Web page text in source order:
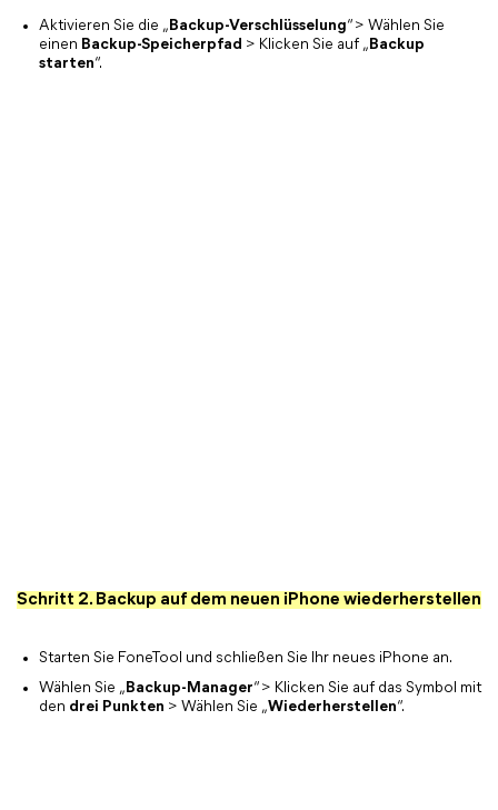
Aktivieren Sie die „Backup-Verschlüsselung“ > Wählen Sie
einen Backup-Speicherpfad > Klicken Sie auf „Backup
starten“.
Schritt 2. Backup auf dem neuen iPhone wiederherstellen
Starten Sie FoneTool und schließen Sie Ihr neues iPhone an.
Wählen Sie „Backup-Manager“ > Klicken Sie auf das Symbol mit
den drei Punkten > Wählen Sie „Wiederherstellen“.